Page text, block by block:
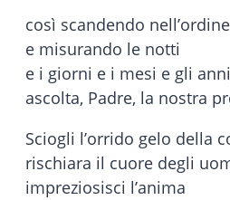
così scandendo
e misurando le notti
e i giorni e i mesi e gli
ascolta, Padre, la nostra
Sciogli l’orrido gelo della
rischiara il cuore degli
impreziosisci l’anima